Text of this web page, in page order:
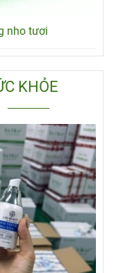
nho tươi
KHỎE